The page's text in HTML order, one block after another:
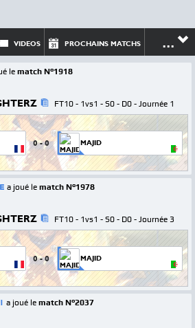
VIDEOS PROCHAINS MATCHS ...
le match N°1918
FT10 - 1vs1 - S0 - D0 - Journée 1
0-0 MAJID
a joué le match N°1978
FT10 - 1vs1 - S0 - D0 - Journée 3
0-0 MAJID
a joué le match N°2037